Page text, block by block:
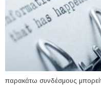
παρακάτω συνδέσμους